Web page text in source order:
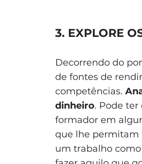
3. EXPLORE
Decorrendo do
de fontes de
competências.
dinheiro. Pode
formador em
que lhe permitam
um trabalho